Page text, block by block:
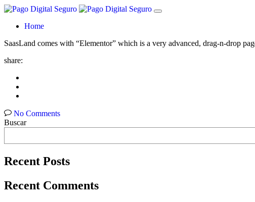
Home
SaasLand comes with “Elementor” which is a very advanced, drag-n-drop
share:
No Comments
Buscar
Recent Posts
Recent Comments